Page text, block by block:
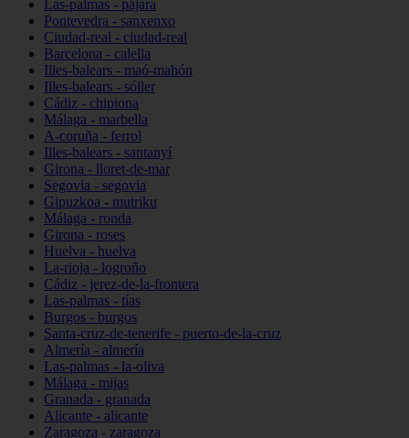
Las-palmas - pájara
Pontevedra - sanxenxo
Ciudad-real - ciudad-real
Barcelona - calella
Illes-balears - maó-mahón
Illes-balears - sóller
Cádiz - chipiona
Málaga - marbella
A-coruña - ferrol
Illes-balears - santanyí
Girona - lloret-de-mar
Segovia - segovia
Gipuzkoa - mutriku
Málaga - ronda
Girona - roses
Huelva - huelva
La-rioja - logroño
Cádiz - jerez-de-la-frontera
Las-palmas - tías
Burgos - burgos
Santa-cruz-de-tenerife - puerto-de-la-cruz
Almería - almería
Las-palmas - la-oliva
Málaga - mijas
Granada - granada
Alicante - alicante
Zaragoza - zaragoza